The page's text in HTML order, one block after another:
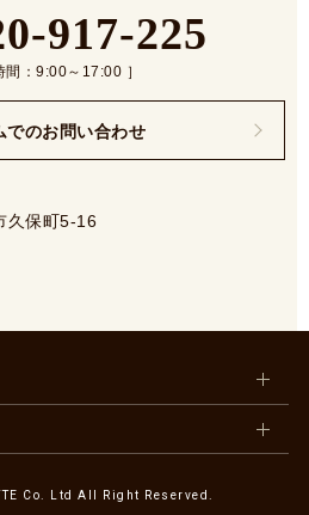
917-225
間：9:00～17:00 ］
でのお問い合わせ
久保町5-16
Co. Ltd All Right Reserved.